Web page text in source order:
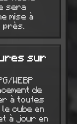
sera
mise à
près.
sur
WEBP
de
à toutes
cube en
à jour en